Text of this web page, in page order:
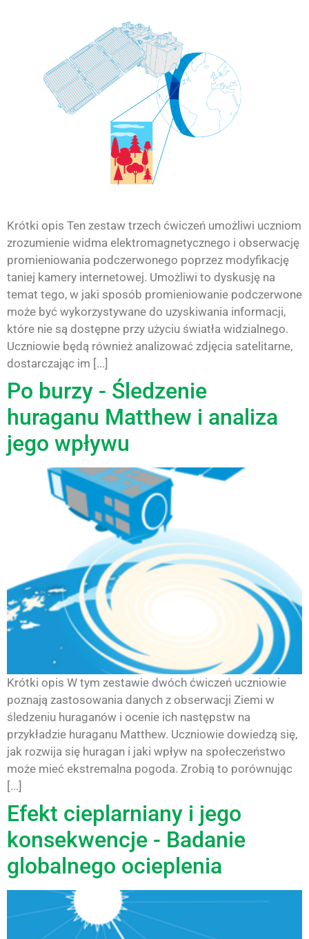
Krótki opis Ten zestaw trzech ćwiczeń umożliwi uczniom
zrozumienie widma elektromagnetycznego i obserwację
promieniowania podczerwonego poprzez modyfikację
taniej kamery internetowej. Umożliwi to dyskusję na
temat tego, w jaki sposób promieniowanie podczerwone
może być wykorzystywane do uzyskiwania informacji,
które nie są dostępne przy użyciu światła widzialnego.
Uczniowie będą również analizować zdjęcia satelitarne,
dostarczając im [...]
Po burzy - Śledzenie
huraganu Matthew i analiza
jego wpływu
Krótki opis W tym zestawie dwóch ćwiczeń uczniowie
poznają zastosowania danych z obserwacji Ziemi w
śledzeniu huraganów i ocenie ich następstw na
przykładzie huraganu Matthew. Uczniowie dowiedzą się,
jak rozwija się huragan i jaki wpływ na społeczeństwo
może mieć ekstremalna pogoda. Zrobią to porównując
[...]
Efekt cieplarniany i jego
konsekwencje - Badanie
globalnego ocieplenia